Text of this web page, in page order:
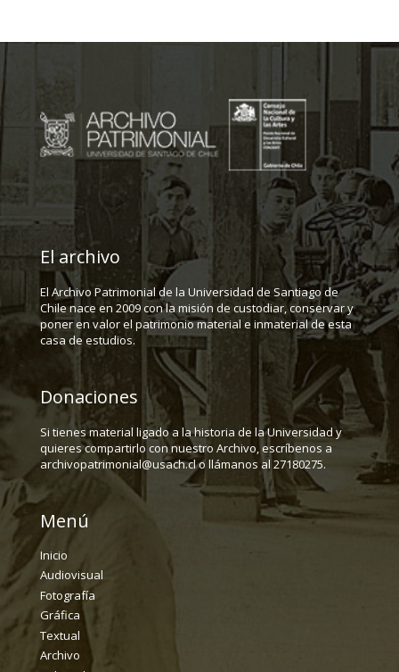
El archivo
El Archivo Patrimonial de la Universidad de Santiago de
Chile nace en 2009 con la misión de custodiar, conservar y
poner en valor el patrimonio material e inmaterial de esta
casa de estudios.
Donaciones
Si tienes material ligado a la historia de la Universidad y
quieres compartirlo con nuestro Archivo, escríbenos a
archivopatrimonial@usach.cl o llámanos al 27180275.
Menú
Inicio
Audiovisual
Fotografía
Gráfica
Textual
Archivo